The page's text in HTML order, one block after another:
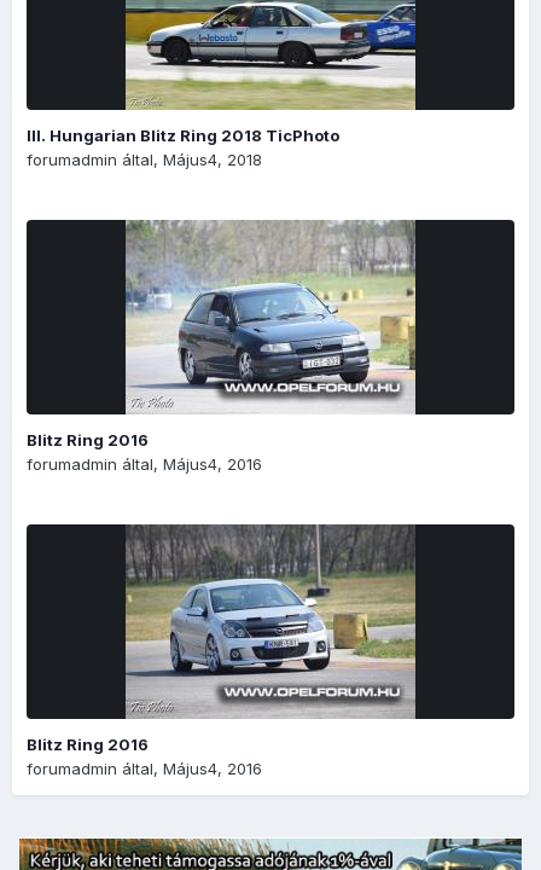
III. Hungarian Blitz Ring 2018 TicPhoto
forumadmin által, Május4, 2018
Blitz Ring 2016
forumadmin által, Május4, 2016
Blitz Ring 2016
forumadmin által, Május4, 2016